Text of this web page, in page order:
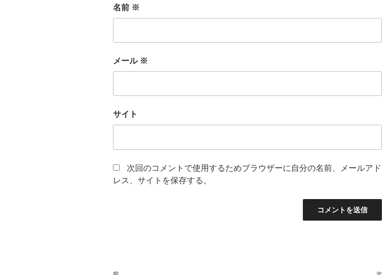
名前 ※
メール ※
サイト
次回のコメントで使用するためブラウザーに自分の名前、メールアド
レス、サイトを保存する。
投